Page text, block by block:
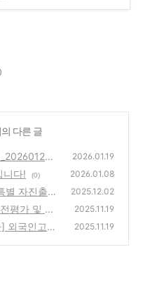
다른 글
2026.01.19
니다! (0) 2026.01.08
별 자진출국
2025.12.02
평가 및 종
(0)
2025.11.19
외국인고용
2025.11.19